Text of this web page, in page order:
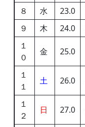
８
水 23.0
９
木 24.0
１
０
金 25.0
１
１
土 26.0
１
２
日 27.0